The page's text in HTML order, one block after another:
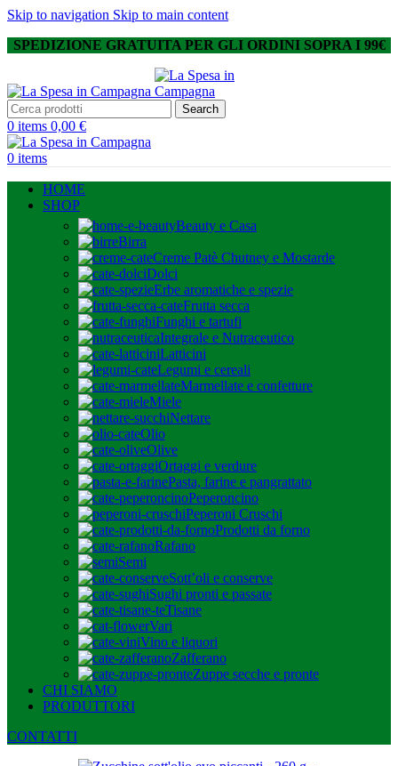
Skip to navigation Skip to main content
SPEDIZIONE GRATUITA PER GLI ORDINI SOPRA I 99€
Search
0 items 0,00 €
0 items
HOME
SHOP
Beauty e Casa
Birra
Creme Patè Chutney e Mostarde
Dolci
Erbe aromatiche e spezie
Frutta secca
Funghi e tartufi
Integrale e Nutraceutico
Latticini
Legumi e cereali
Marmellate e confetture
Miele
Nettare
Olio
Olive
Ortaggi e verdure
Pasta, farine e pangrattato
Peperoncino
Peperoni Cruschi
Prodotti da forno
Rafano
Semi
Sott’oli e conserve
Sughi pronti e passate
Tisane
Vari
Vino e liquori
Zafferano
Zuppe secche e pronte
CHI SIAMO
PRODUTTORI
CONTATTI